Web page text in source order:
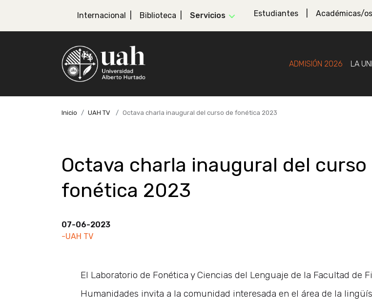
Internacional Biblioteca Servicios Estudiantes Académicas/os
ADMISIÓN 2026 LA
Inicio UAH TV Octava charla inaugural del curso de fonética 2023
Octava charla inaugural del curso
fonética 2023
07-06-2023
-UAH TV
El Laboratorio de Fonética y Ciencias del Lenguaje de la Facultad de
Humanidades invita a la comunidad interesada en el área de la